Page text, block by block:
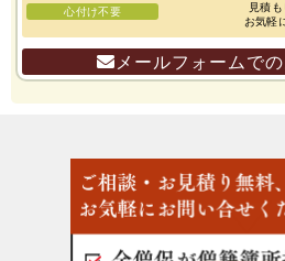
心付け不要 見積
お気軽
メールフォームで